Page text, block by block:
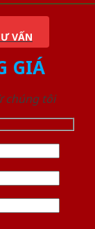
VẤN
GIÁ
chúng tôi